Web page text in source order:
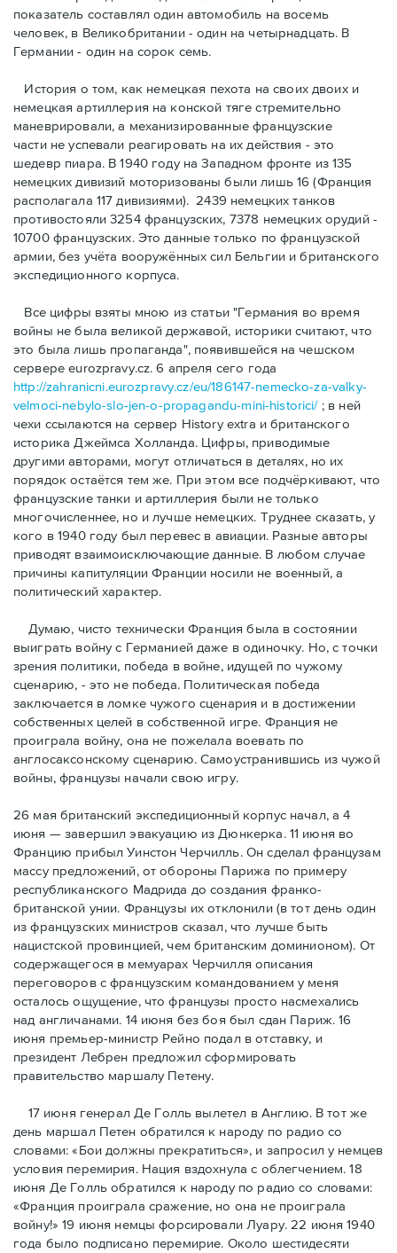
показатель составлял один автомобиль на восемь
человек, в Великобритании - один на четырнадцать. В
Германии - один на сорок семь.
История о том, как немецкая пехота на своих двоих и
немeцкая артиллерия на конской тяге стремительно
маневрировали, а механизированные французские
части не успевали реагировать на их действия - это
шедевр пиара. В 1940 году на Западном фронте из 135
немецких дивизий моторизованы были лишь 16 (Франция
располагала 117 дивизиями). 2439 немецких танков
противостояли 3254 французских, 7378 немецких орудий -
10700 французских. Это данные только по французской
армии, без учёта вооружённых сил Бельгии и британского
экспедиционного корпуса.
Bсе цифры взяты мною из статьи "Германия во время
войны не была великой державой, историки считают, что
это была лишь пропаганда", появившейся на чешском
сервере eurozpravy.cz. 6 апреля сего года
http://zahranicni.eurozpravy.cz/eu/186147-nemecko-za-valky-
velmoci-nebylo-slo-jen-o-propagandu-mini-historici/; в ней
чехи ссылаются на сервер History extra и британского
историка Джеймса Холланда. Цифры, привoдимые
другими авторами, могут отличаться в деталях, но их
порядок остаётся тем же. При этом все подчёркивают, что
французские танки и артиллерия были не только
многочисленнее, но и лучше немецких. Труднее сказать, у
кого в 1940 году был перевес в авиации. Разные авторы
приводят взаимоисключающие данные. В любом случае
причины капитуляции Франции носили не военный, а
политический характер.
Думаю, чисто технически Франция была в состоянии
выиграть войну с Германией даже в одиночку. Но, с точки
зрения политики, победа в войне, идущей по чужому
сценарию, - это не победа. Политическая победа
заключается в ломке чужого сценария и в достижении
собственных целей в собственной игре. Франция не
проиграла войну, она не пожелала воевать по
англосаксонскому сценарию. Самоустранившись из чужой
войны, французы начали свою игру.
26 мая британский экспедиционный корпус начал, а 4
июня — завершил эвакуацию из Дюнкерка. 11 июня во
Францию прибыл Уинстон Черчилль. Он сделал французам
массу предложений, от обороны Парижа по примеру
республиканского Мадрида до создания франко-
британской унии. Французы их отклонили (в тот день один
из французских министров сказал, что лучше быть
нацистской провинцией, чем британским доминионом). От
содержащегося в мемуарах Черчилля описания
переговоров с французским командованием у меня
осталось ощущение, что французы просто насмехались
над англичанами. 14 июня без боя был сдан Париж. 16
июня премьер-министр Рейно подал в отставку, и
президент Лебрен предложил сформировать
правительство маршалу Петену.
17 июня генерал Де Голль вылетел в Англию. В тот же
день маршал Петен обратился к народу по радио со
словами: «Бои должны прекратиться», и запросил у немцев
условия перемирия. Нация вздохнула с облегчением. 18
июня Де Голль обратился к народу по радио со словами:
«Франция проиграла сражение, но она не проиграла
войну!» 19 июня немцы форсировали Луару. 22 июня 1940
года было подписано перемирие. Около шестидесяти